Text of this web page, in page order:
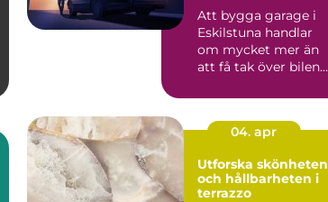
Att bygga garage i
Eskilstuna handlar
om mycket mer än
att få tak över bilen.
garage ...
04. apr
Utforska skönheten
och hållbarheten i
terrazzo